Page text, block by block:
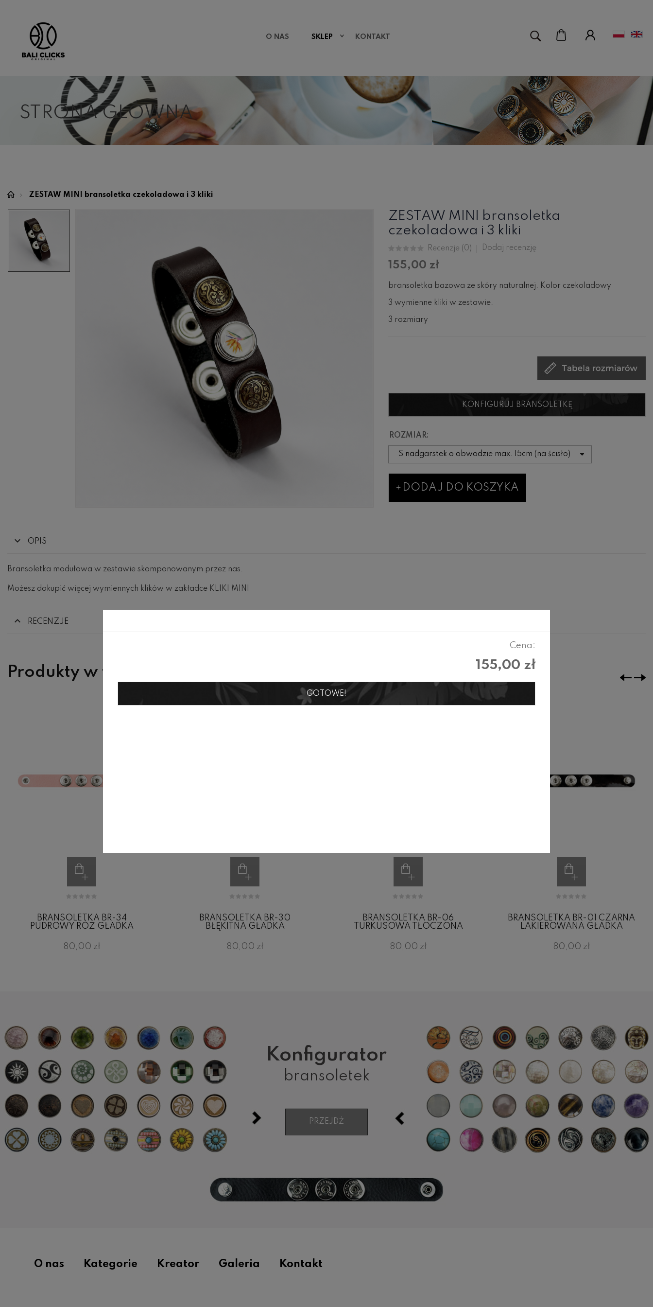
O NAS SKLEP KONTAKT
STRONA GŁÓWNA
ZESTAW MINI bransoletka czekoladowa i 3 kliki
ZESTAW MINI bransoletka
czekoladowa i 3 kliki
Recenzje (0) Dodaj recenzję
155,00 zł
bransoletka bazowa ze skóry naturalnej. Kolor czekoladowy
3 wymienne kliki w zestawie.
3 rozmiary
KONFIGURUJ BRANSOLETKĘ
ROZMIAR:
DODAJ DO KOSZYKA
Cena:
155,00 zł
GOTOWE!
OPIS
Bransoletka modułowa w zestawie skomponowanym przez nas.
Możesz dokupić więcej wymiennych klików w zakładce KLIKI MINI
RECENZJE
Produkty w tej samej kategorii
BRANSOLETKA BR-34
PUDROWY RÓŻ GŁADKA
80,00 zł
BRANSOLETKA BR-30
BŁĘKITNA GŁADKA
80,00 zł
BRANSOLETKA BR-06
TURKUSOWA TŁOCZONA
80,00 zł
BRANSOLETKA BR-01 CZARNA
LAKIEROWANA GŁADKA
80,00 zł
Konfigurator
bransoletek
PRZEJDŹ
O nas Kategorie Kreator Galeria Kontakt